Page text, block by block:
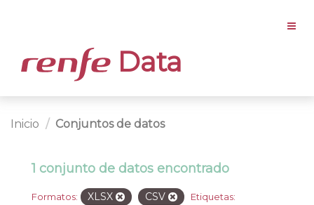
Data
Inicio Conjuntos de datos
1 conjunto de datos encontrado
Formatos: XLSX CSV Etiquetas: